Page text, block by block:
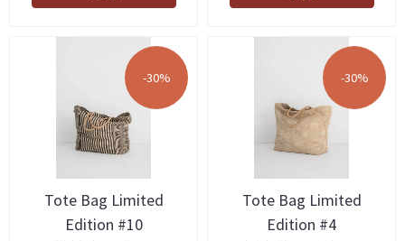
-30%
Tote Bag Limited
Edition #10
-30%
Tote Bag Limited
Edition #4